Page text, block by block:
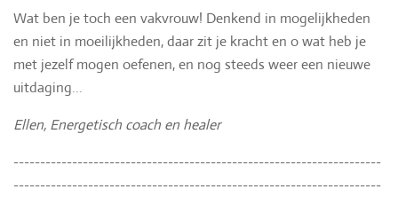
Wat ben je toch een vakvrouw! Denkend in mogelijkheden
en niet in moeilijkheden, daar zit je kracht en o wat heb je
met jezelf mogen oefenen, en nog steeds weer een nieuwe
uitdaging...
Ellen, Energetisch coach en healer
---------------------------------------------------------------------
---------------------------------------------------------------------